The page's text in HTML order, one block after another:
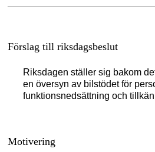
Förslag till riksdagsbeslut
Riksdagen ställer sig bakom
en översyn av bilstödet för
funktionsnedsättning och
Motivering